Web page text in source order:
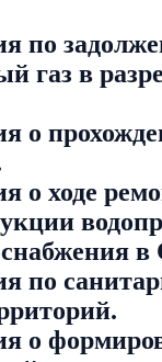
по
газ в
о
о ходе
по
о